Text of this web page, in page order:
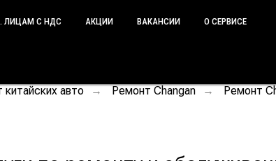
ЛИЦАМ С НДС АКЦИИ ВАКАНСИИ О СЕРВИСЕ
авто → Ремонт Changan → Ремонт